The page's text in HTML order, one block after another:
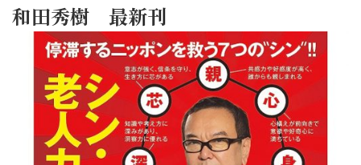
和田秀樹 最新刊